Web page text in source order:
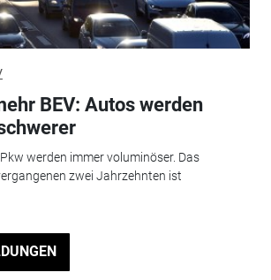
BEV: Autos werden
werden immer voluminöser. Das
zwei Jahrzehnten ist